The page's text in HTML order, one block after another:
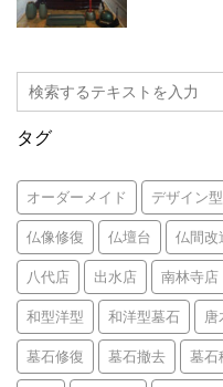
タグ
オーダーメイド デザイン
仏像修復 仏壇台 仏間改
八代店 出水店 南林寺店
和型洋型 和洋型墓石 唐
墓石修復 墓石撤去 墓石